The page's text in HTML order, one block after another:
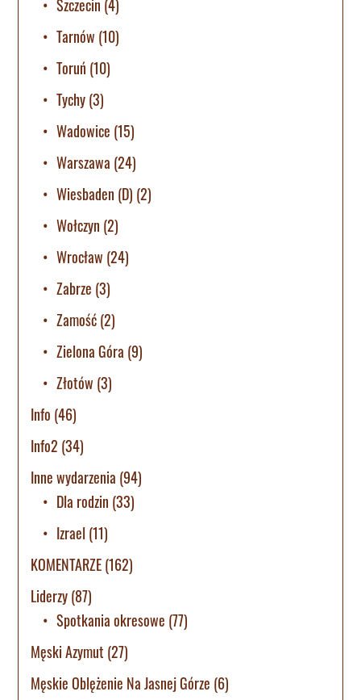
Szczecin (4)
Tarnów (10)
Toruń (10)
Tychy(3)
Wadowice (15)
Warszawa (24)
Wiesbaden (D) (2)
Wołczyn (2)
Wrocław (24)
Zabrze (3)
Zamość(2)
Zielona Góra (9)
Złotów (3)
Info (46)
Info2 (34)
Inne wydarzenia (94)
Dla rodzin (33)
Izrael (11)
KOMENTARZE(162)
Liderzy(87)
Spotkania okresowe (77)
Męski Azymut (27)
Męskie Oblężenie Na Jasnej Górze (6)